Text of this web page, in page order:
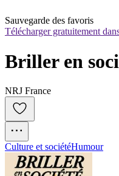
Sauvegarde des favoris
Télécharger gratuitement
Briller en
NRJ France
Culture et sociétéHumour